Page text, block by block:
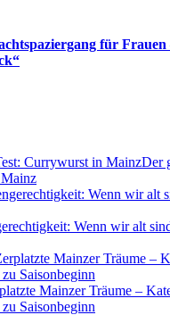
für
Der
Wenn wir alt
Mainzer Träume –
Saisonbeginn